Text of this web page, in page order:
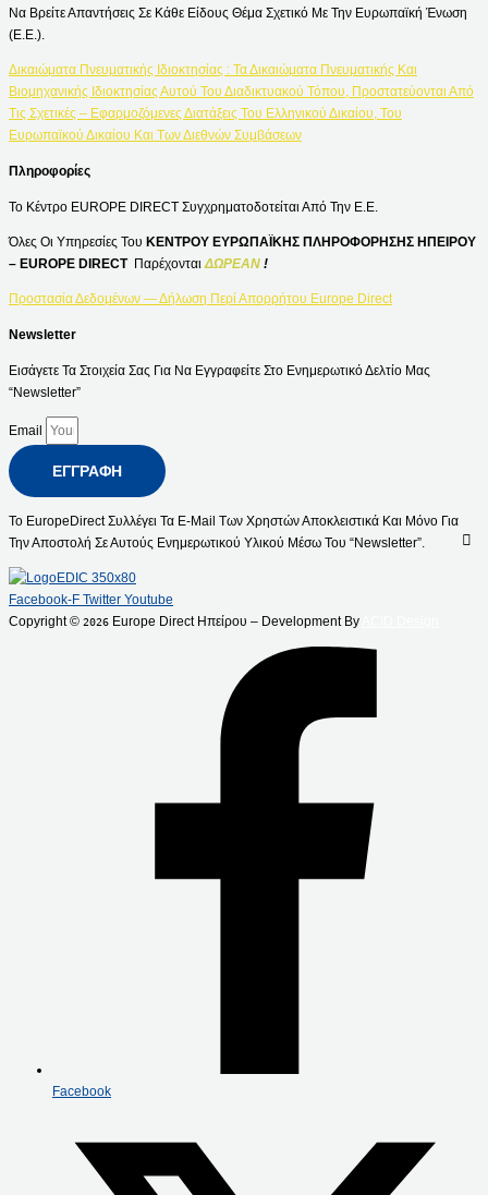
Να Βρείτε Απαντήσεις Σε Κάθε Είδους Θέμα Σχετικό Με Την Ευρωπαϊκή Ένωση
(Ε.Ε.).
Δικαιώματα Πνευματικής Ιδιοκτησίας : Τα Δικαιώματα Πνευματικής Και
Βιομηχανικής Ιδιοκτησίας Αυτού Του Διαδικτυακού Τόπου, Προστατεύονται Από
Τις Σχετικές – Εφαρμοζόμενες Διατάξεις Του Ελληνικού Δικαίου, Του
Ευρωπαϊκού Δικαίου Και Των Διεθνών Συμβάσεων
Πληροφορίες
Το Κέντρο EUROPE DIRECT Συγχρηματοδοτείται Από Την Ε.Ε.
Όλες Οι Υπηρεσίες Του ΚΕΝΤΡΟΥ ΕΥΡΩΠΑΪΚΗΣ ΠΛΗΡΟΦΟΡΗΣΗΣ ΗΠΕΙΡΟΥ
– EUROPE DIRECT Παρέχονται ΔΩΡΕΑΝ !
Προστασία Δεδομένων — Δήλωση Περί Απορρήτου Europe Direct
Newsletter
Εισάγετε Τα Στοιχεία Σας Για Να Εγγραφείτε Στο Ενημερωτικό Δελτίο Μας
“Newsletter”
Email
ΕΓΓΡΑΦΉ
Το EuropeDirect Συλλέγει Τα E-Mail Των Χρηστών Αποκλειστικά Και Μόνο Για
Την Αποστολή Σε Αυτούς Ενημερωτικού Υλικού Μέσω Του “Newsletter”.
Facebook-F Twitter Youtube
Copyright © 2026 Europe Direct Ηπείρου – Development By
Facebook